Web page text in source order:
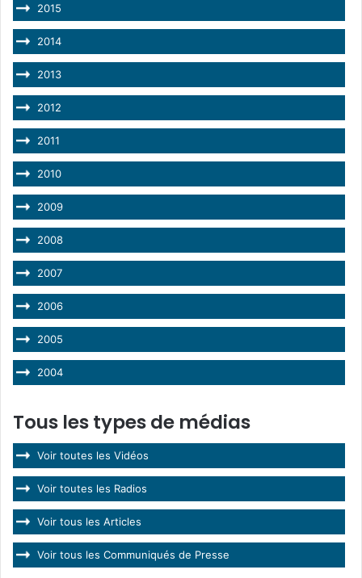
2015
2014
2013
2012
2011
2010
2009
2008
2007
2006
2005
2004
Tous les types de médias
Voir toutes les Vidéos
Voir toutes les Radios
Voir tous les Articles
Voir tous les Communiqués de Presse